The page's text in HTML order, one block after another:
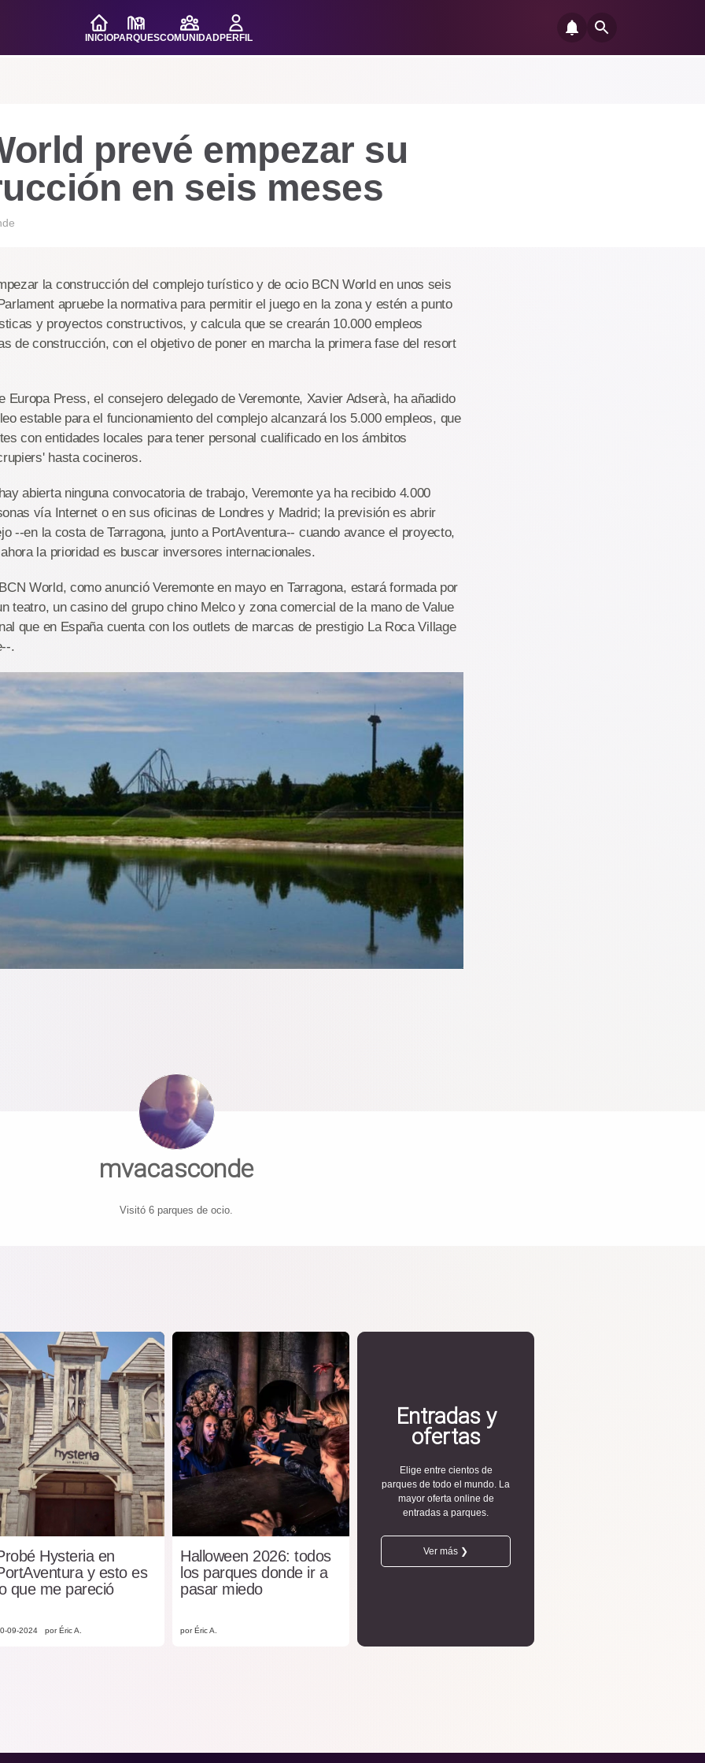
INICIOPARQUESCOMUNIDADPERFIL
prevé empezar su
en seis meses
la construcción del complejo turístico y de ocio BCN World en unos seis
apruebe la normativa para permitir el juego en la zona y estén a punto
y proyectos constructivos, y calcula que se crearán 10.000 empleos
de construcción, con el objetivo de poner en marcha la primera fase del resort
Europa Press, el consejero delegado de Veremonte, Xavier Adserà, ha añadido
estable para el funcionamiento del complejo alcanzará los 5.000 empleos, que
con entidades locales para tener personal cualificado en los ámbitos
hasta cocineros.
abierta ninguna convocatoria de trabajo, Veremonte ya ha recibido 4.000
vía Internet o en sus oficinas de Londres y Madrid; la previsión es abrir
--en la costa de Tarragona, junto a PortAventura-- cuando avance el proyecto,
la prioridad es buscar inversores internacionales.
World, como anunció Veremonte en mayo en Tarragona, estará formada por
teatro, un casino del grupo chino Melco y zona comercial de la mano de Value
que en España cuenta con los outlets de marcas de prestigio La Roca Village
.
mvacasconde
Visitó 6 parques de ocio.
Hysteria en
y esto es
que me pareció
09-2024 por Éric A.
Halloween 2026: todos
los parques donde ir a
pasar miedo
por Éric A.
Entradas y
ofertas
Elige entre cientos de
parques de todo el mundo. La
mayor oferta online de
entradas a parques.
Ver más ❯